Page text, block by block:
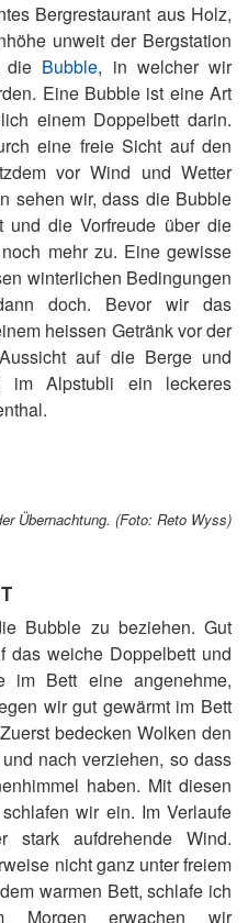
Bergrestaurant aus Holz,
unweit der Bergstation
die Bubble, in welcher wir
Eine Bubble ist eine Art
einem Doppelbett darin.
eine freie Sicht auf den
vor Wind und Wetter
sehen wir, dass die Bubble
und die Vorfreude über die
mehr zu. Eine gewisse
winterlichen Bedingungen
doch. Bevor wir das
heissen Getränk vor der
auf die Berge und
im Alpstubli ein leckeres
Übernachtung. (Foto: Reto Wyss)
Bubble zu beziehen. Gut
das weiche Doppelbett und
im Bett eine angenehme,
wir gut gewärmt im Bett
bedecken Wolken den
nach verziehen, so dass
haben. Mit diesen
wir ein. Im Verlaufe
aufdrehende Wind.
nicht ganz unter freiem
warmen Bett, schlafe ich
Morgen erwachen wir